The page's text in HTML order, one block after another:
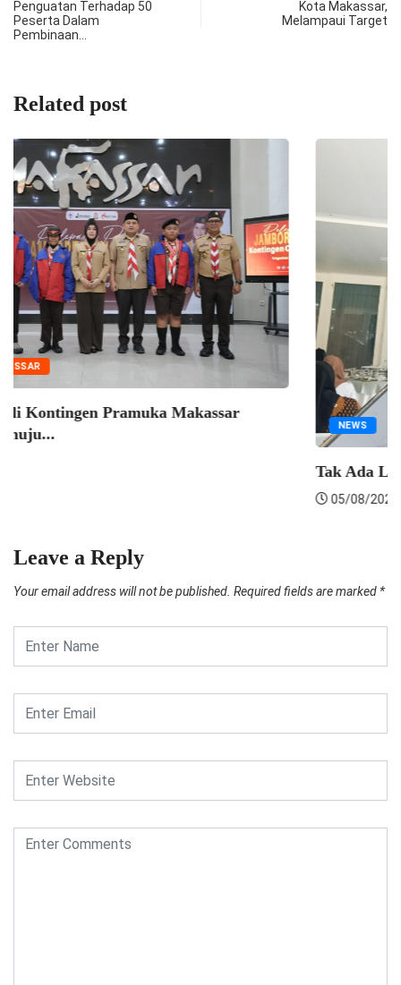
Penguatan Terhadap 50
Peserta Dalam
Pembinaan…
Kota Makassar,
Melampaui Target
Related post
PEMKOT MAKASSAR
Wakil Wali Kota Makassar Hadiri Forum
Koordinasi...
Leave a Reply
Your email address will not be published. Required fields are marked *